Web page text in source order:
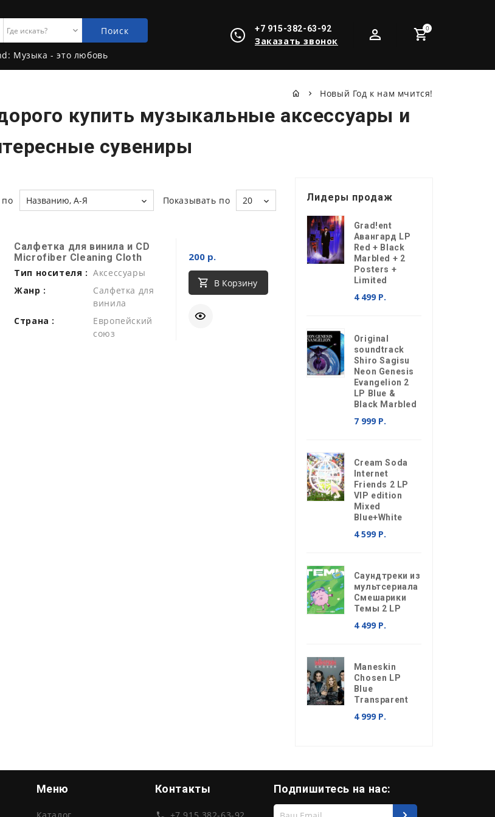
0
+7 915-382-63-92
Заказать звонок
Поиск
Музыка - это любовь
Новый Год к нам мчится!
купить музыкальные аксессуары и
сувениры
по Названию, А-Я Показывать по 20
Салфетка для винила и CD
Microfiber Cleaning Cloth
Тип носителя : Аксессуары
Жанр :
Салфетка для
винила
Страна :
Европейский
союз
200 р.
В Корзину
Лидеры продаж
Grad!ent
Авангард LP
Red + Black
Marbled + 2
Posters +
Limited
4 499 Р.
Original
soundtrack
Shiro Sagisu
Neon Genesis
Evangelion 2
LP Blue &
Black Marbled
7 999 Р.
Cream Soda
Internet
Friends 2 LP
VIP edition
Mixed
Blue+White
4 599 Р.
Саундтреки из
мультсериала
Смешарики
Темы 2 LP
4 499 Р.
Maneskin
Chosen LP
Blue
Transparent
4 999 Р.
Меню Контакты Подпишитесь на нас:
Введите